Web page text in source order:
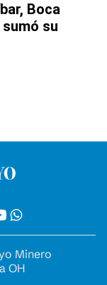
Boca
su
Minero
OH